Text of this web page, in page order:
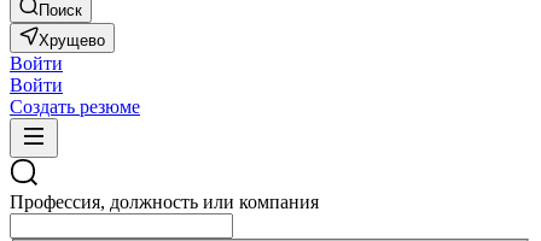
Поиск
Хрущево
Войти
Войти
Создать резюме
Профессия, должность или компания